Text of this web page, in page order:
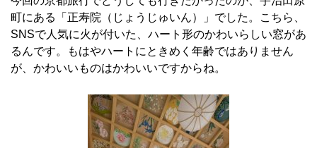
町にある「正寿院（じょうじゅいん）」でした。こちら、
SNSで人気に火が付いた、ハート形のかわいらしい窓があ
るんです。もはやハートにときめく年齢ではありません
が、かわいいものはかわいいですからね。